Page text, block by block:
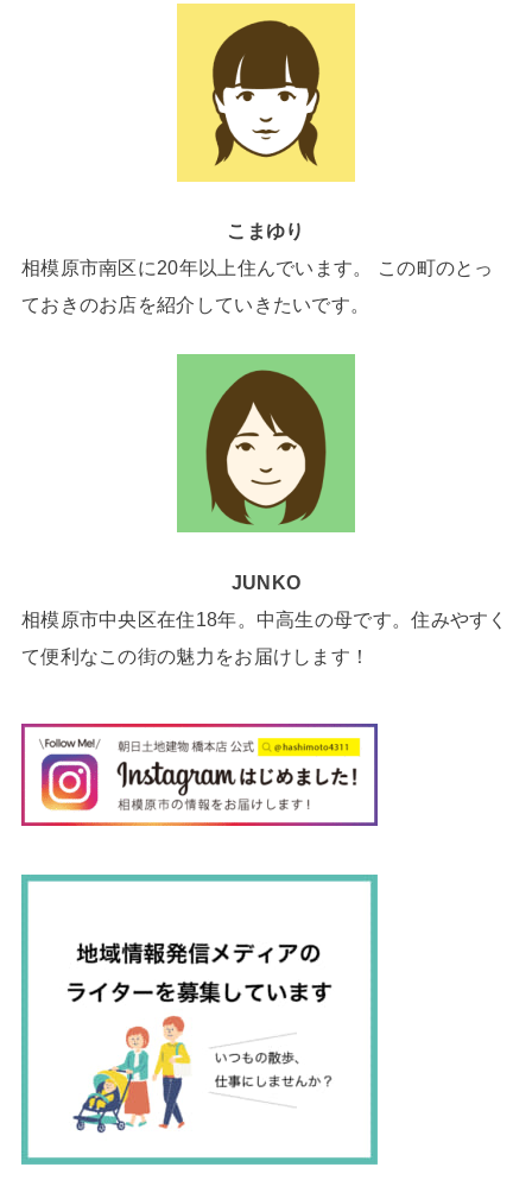
こまゆり
相模原市南区に20年以上住んでいます。 この町のとっ
ておきのお店を紹介していきたいです。
JUNKO
相模原市中央区在住18年。中高生の母です。住みやすく
て便利なこの街の魅力をお届けします！